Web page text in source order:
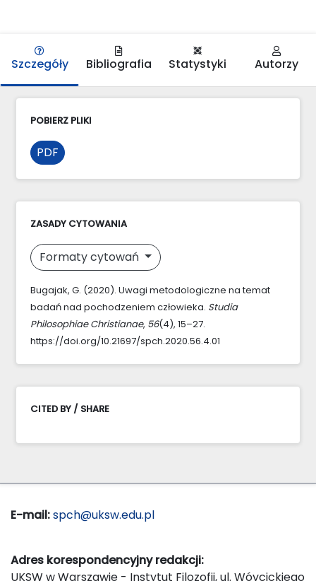
Szczegóły Bibliografia Statystyki Autorzy
POBIERZ PLIKI
PDF
ZASADY CYTOWANIA
Formaty cytowań
Bugajak, G. (2020). Uwagi metodologiczne na temat
badań nad pochodzeniem człowieka. Studia
Philosophiae Christianae, 56(4), 15–27.
https://doi.org/10.21697/spch.2020.56.4.01
CITED BY / SHARE
E-mail:spch@uksw.edu.pl
Adres korespondencyjny redakcji:
UKSW w Warszawie - Instytut Filozofii, ul. Wóycickiego